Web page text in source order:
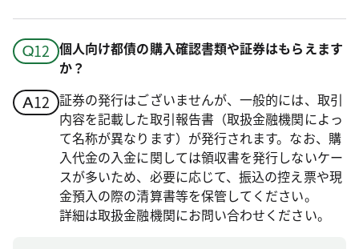
個人向け都債の購入確認書類や証券はもらえます
か？
証券の発行はございませんが、一般的には、取引
内容を記載した取引報告書（取扱金融機関によっ
て名称が異なります）が発行されます。なお、購
入代金の入金に関しては領収書を発行しないケー
スが多いため、必要に応じて、振込の控え票や現
金預入の際の清算書等を保管してください。
詳細は取扱金融機関にお問い合わせください。